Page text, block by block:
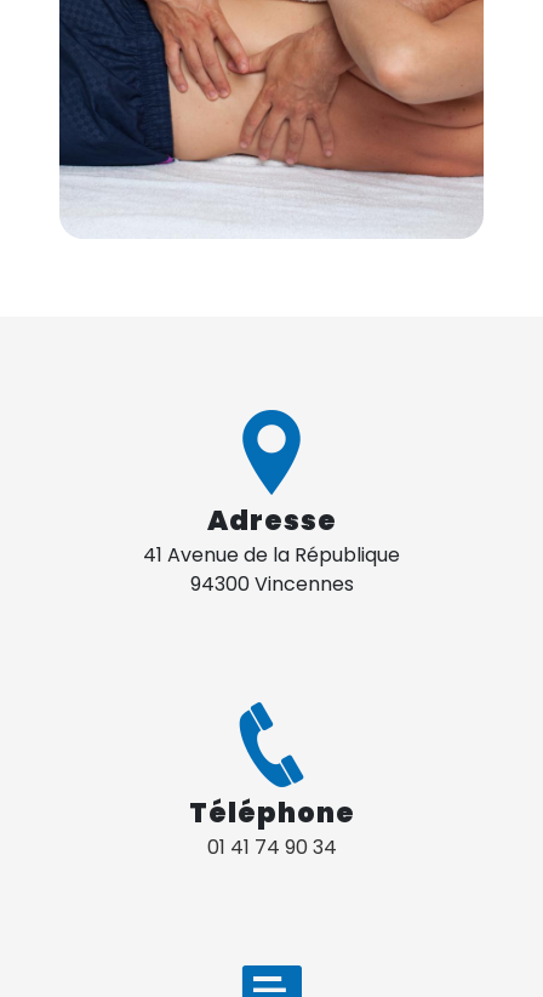
Adresse
41 Avenue de la République
94300 Vincennes
Téléphone
01 41 74 90 34